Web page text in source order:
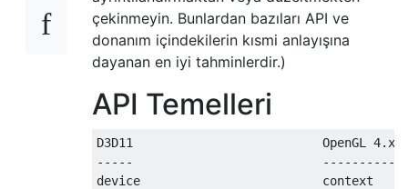
çekinmeyin. Bunlardan bazıları API ve
donanım içindekilerin kısmi anlayışına
dayanan en iyi tahminlerdir.)
API Temelleri
D3D11                          OpenGL 4.x
-----                          ----------
device                         context